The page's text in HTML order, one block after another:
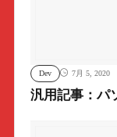
Dev 7月 5, 2020
汎用記事：パ